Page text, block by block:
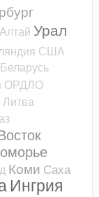
Алтай Урал
США
Беларусь
ОРДЛО
Литва
Коми Саха
Ингрия